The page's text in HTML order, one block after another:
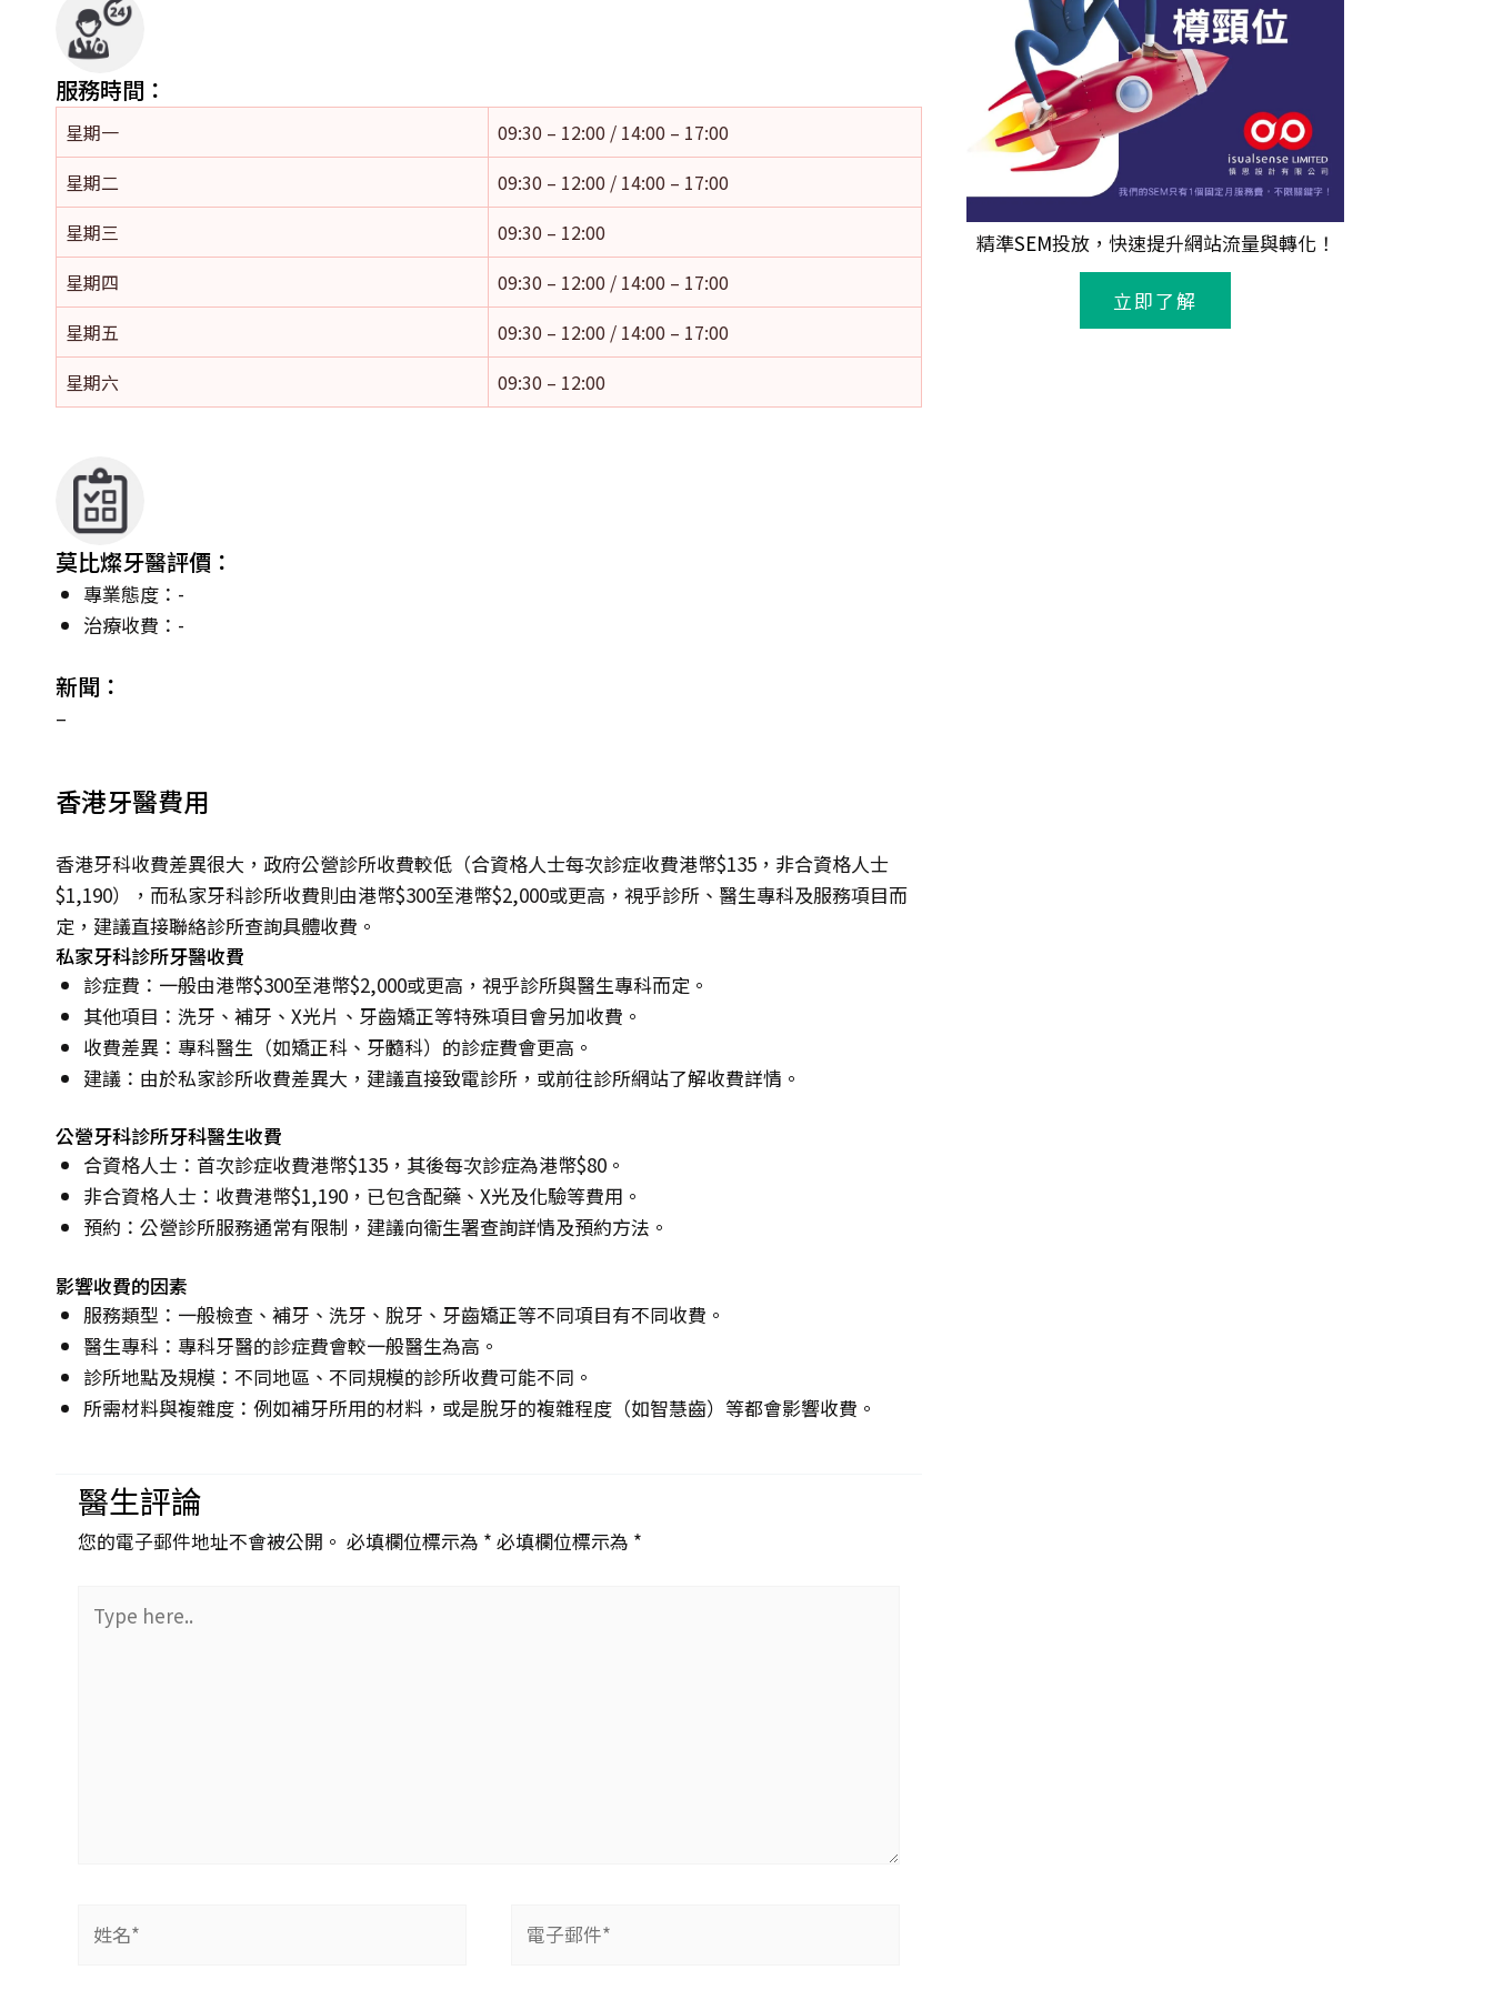
服務時間：
星期一
09:30 – 12:00 / 14:00 – 17:00
星期二
09:30 – 12:00 / 14:00 – 17:00
星期三
09:30 – 12:00
星期四
09:30 – 12:00 / 14:00 – 17:00
星期五
09:30 – 12:00 / 14:00 – 17:00
星期六
09:30 – 12:00
莫比燦牙醫評價：
專業態度：-
治療收費：-
新聞：
–
香港牙醫費用
香港牙科收費差異很大，政府公營診所收費較低（合資格人士每次診症收費港幣$135，非合資格人士
$1,190），而私家牙科診所收費則由港幣$300至港幣$2,000或更高，視乎診所、醫生專科及服務項目而
定，建議直接聯絡診所查詢具體收費。
私家牙科診所牙醫收費
診症費：一般由港幣$300至港幣$2,000或更高，視乎診所與醫生專科而定。
其他項目：洗牙、補牙、X光片、牙齒矯正等特殊項目會另加收費。
收費差異：專科醫生（如矯正科、牙髓科）的診症費會更高。
建議：由於私家診所收費差異大，建議直接致電診所，或前往診所網站了解收費詳情。
公營牙科診所牙科醫生收費
合資格人士：首次診症收費港幣$135，其後每次診症為港幣$80。
非合資格人士：收費港幣$1,190，已包含配藥、X光及化驗等費用。
預約：公營診所服務通常有限制，建議向衞生署查詢詳情及預約方法。
影響收費的因素
服務類型：一般檢查、補牙、洗牙、脫牙、牙齒矯正等不同項目有不同收費。
醫生專科：專科牙醫的診症費會較一般醫生為高。
診所地點及規模：不同地區、不同規模的診所收費可能不同。
所需材料與複雜度：例如補牙所用的材料，或是脫牙的複雜程度（如智慧齒）等都會影響收費。
醫生評論
您的電子郵件地址不會被公開。 必填欄位標示為 * 必填欄位標示為 *
here..
名
精準SEM投放，快速提升網站流量與轉化！
立即了解